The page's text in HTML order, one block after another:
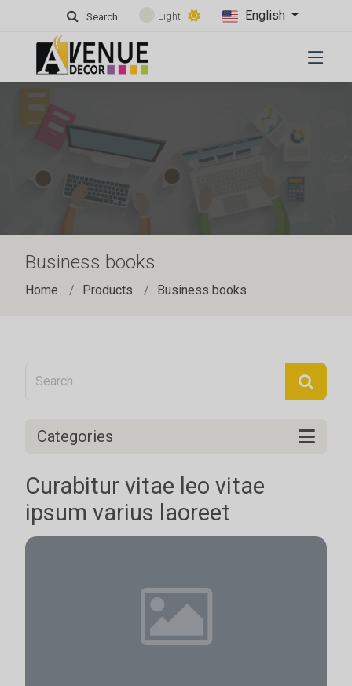
Search Light English
Business books
Home Products Business books
Categories
Curabitur vitae leo vitae
ipsum varius laoreet